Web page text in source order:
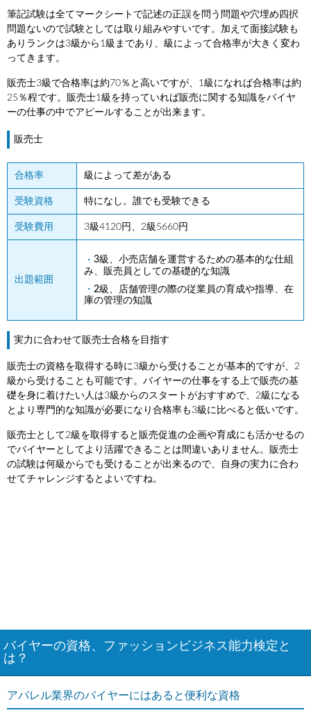
筆記試験は全てマークシートで記述の正誤を問う問題や穴埋め四択
問題ないので試験としては取り組みやすいです。加えて面接試験も
ありランクは3級から1級まであり、級によって合格率が大きく変わ
ってきます。
販売士3級で合格率は約70％と高いですが、1級になれば合格率は約
25％程です。販売士1級を持っていれば販売に関する知識をバイヤ
ーの仕事の中でアピールすることが出来ます。
販売士
合格率 級によって差がある
受験資格 特になし。誰でも受験できる
受験費用 3級4120円、2級5660円
出題範囲
3級、小売店舗を運営するための基本的な仕組
み、販売員としての基礎的な知識
2級、店舗管理の際の従業員の育成や指導、在
庫の管理の知識
実力に合わせて販売士合格を目指す
販売士の資格を取得する時に3級から受けることが基本的ですが、2
級から受けることも可能です。バイヤーの仕事をする上で販売の基
礎を身に着けたい人は3級からのスタートがおすすめで、2級になる
とより専門的な知識が必要になり合格率も3級に比べると低いです。
販売士として2級を取得すると販売促進の企画や育成にも活かせるの
でバイヤーとしてより活躍できることは間違いありません。販売士
の試験は何級からでも受けることが出来るので、自身の実力に合わ
せてチャレンジするとよいですね。
バイヤーの資格、ファッションビジネス能力検定と
は？
アパレル業界のバイヤーにはあると便利な資格